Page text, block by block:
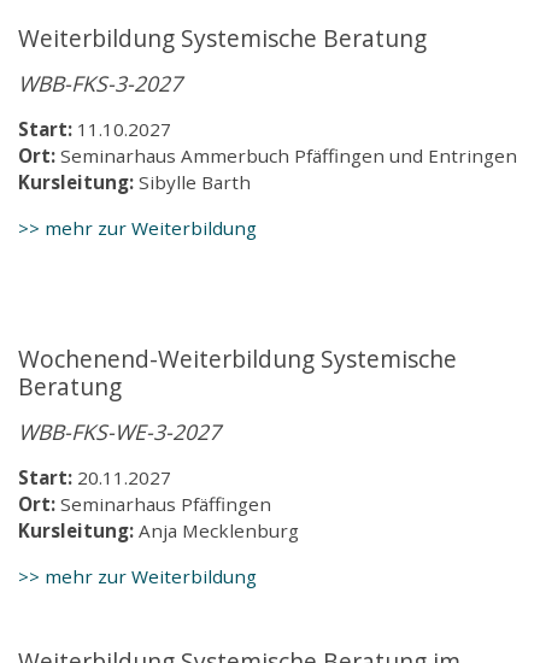
Weiterbildung Systemische Beratung
WBB-FKS-3-2027
Start: 11.10.2027
Ort: Seminarhaus Ammerbuch Pfäffingen und Entringen
Kursleitung: Sibylle Barth
>> mehr zur Weiterbildung
Wochenend-Weiterbildung Systemische
Beratung
WBB-FKS-WE-3-2027
Start: 20.11.2027
Ort: Seminarhaus Pfäffingen
Kursleitung: Anja Mecklenburg
>> mehr zur Weiterbildung